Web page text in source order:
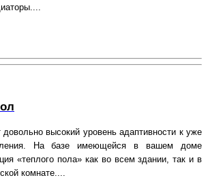
высокий уровень адаптивности к уже
На базе имеющейся в вашем доме
«теплого пола» как во всем здании, так и в
комнате....